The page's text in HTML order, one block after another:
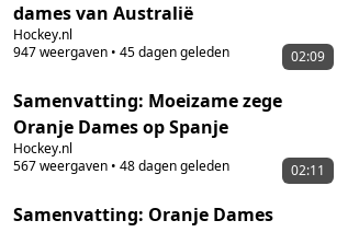
dames van Australië
Hockey.nl
947weergaven • 45 dagen geleden 02:09
Samenvatting: Moeizame zege
Oranje Dames op Spanje
Hockey.nl
567weergaven • 48 dagen geleden 02:11
Samenvatting: Oranje Dames